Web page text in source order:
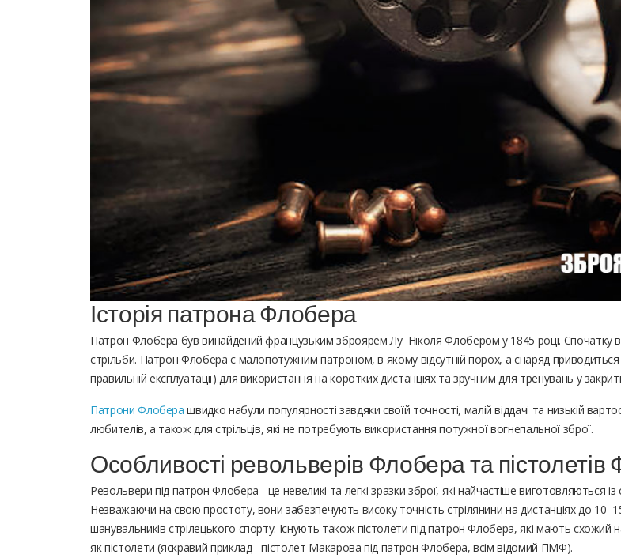
Історія патрона Флобера
Патрон Флобера був винайдений французьким зброярем Луї Ніколя Флобером у 1845 році. Спочатку
стрільби. Патрон Флобера є малопотужним патроном, в якому відсутній порох, а снаряд
правильній експлуатації) для використання на коротких дистанціях та зручним для тренувань у
Патрони Флобера швидко набули популярності завдяки своїй точності, малій віддачі та низькій
любителів, а також для стрільців, які не потребують використання потужної вогнепальної зброї.
Особливості револьверів Флобера та
Револьвери під патрон Флобера - це невеликі та легкі зразки зброї, які найчастіше виготовляються
Незважаючи на свою простоту, вони забезпечують високу точність стрілянини на дистанціях до
шанувальників стрілецького спорту. Існують також пістолети під патрон Флобера, які мають
як пістолети (яскравий приклад - пістолет Макарова під патрон Флобера, всім відомий ПМФ).